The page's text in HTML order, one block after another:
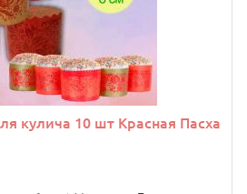
кулича 10 шт Красная Пасха